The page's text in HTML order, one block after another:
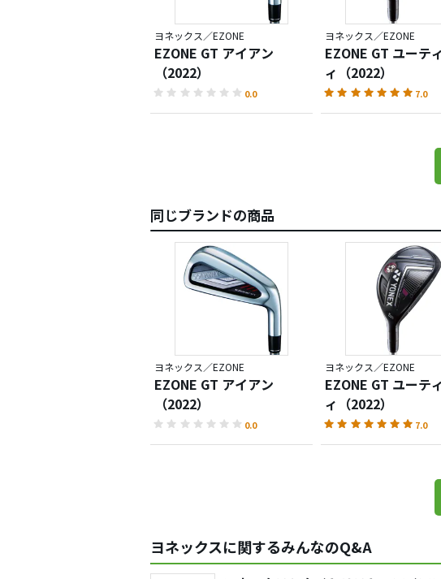
ヨネックス／EZONE
EZONE GT アイアン
（2022）
0.0
ヨネックス／EZONE
EZONE GT ユーテ
ィ（2022）
7.0
同じブランドの商品
ヨネックス／EZONE
EZONE GT アイアン
（2022）
0.0
ヨネックス／EZONE
EZONE GT ユーテ
ィ（2022）
7.0
ヨネックスに関するみんなのQ&A